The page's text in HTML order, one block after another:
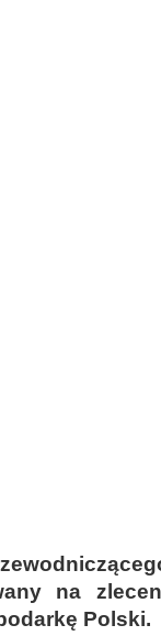
na
Polski.